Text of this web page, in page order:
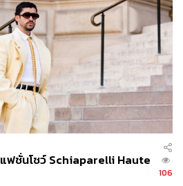
ฟชั่นโชว์ Schiaparelli Haute
106